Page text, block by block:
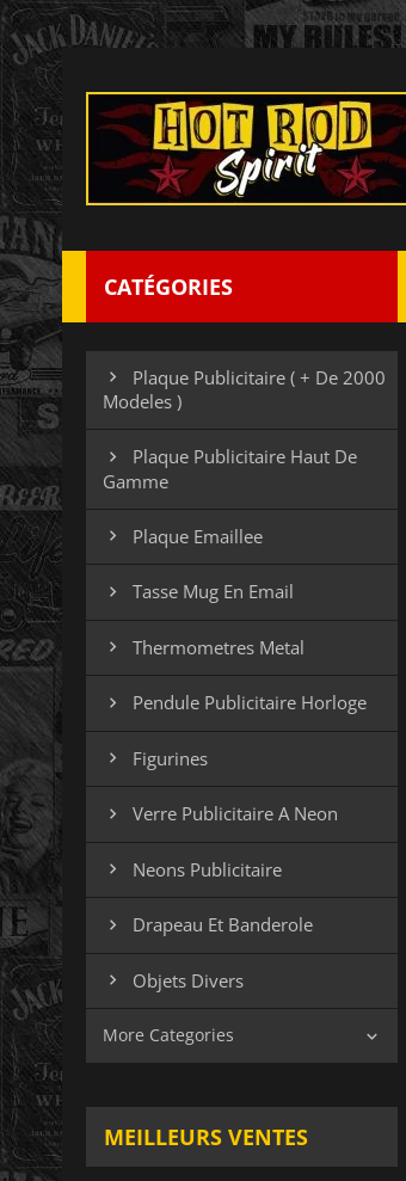
CATÉGORIES

Plaque Publicitaire ( + De 2000
Modeles )

Plaque Publicitaire Haut De
Gamme
 Plaque Emaillee
 Tasse Mug En Email
 Thermometres Metal
 Pendule Publicitaire Horloge
 Figurines
 Verre Publicitaire A Neon
 Neons Publicitaire
 Drapeau Et Banderole
 Objets Divers
More Categories 
MEILLEURS VENTES